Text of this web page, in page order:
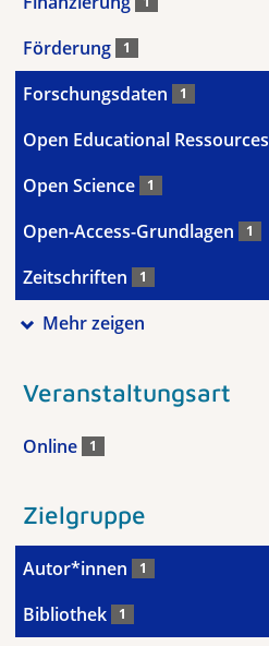
Förderung 1
Forschungsdaten 1
Open Educational Ressources
Open Science 1
Open-Access-Grundlagen 1
Zeitschriften 1
Mehr zeigen
Veranstaltungsart
Online 1
Zielgruppe
Autor*innen 1
Bibliothek 1